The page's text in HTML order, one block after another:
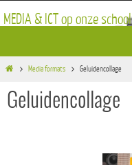
naar
MEDIA & ICT op onze school
HomeMedia formats Geluidencollage
Geluidencollage